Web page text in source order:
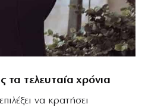
τα τελευταία χρόνια
να κρατήσει